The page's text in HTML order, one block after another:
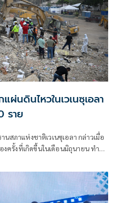
ผ่นดินไหวในเวเนซุเอลา
ราย
นสภาแห่งชาติเวเนซุเอลา กล่าวเมื่อ
ครั้งที่เกิดขึ้นในเดือนมิถุนายน ทำให้